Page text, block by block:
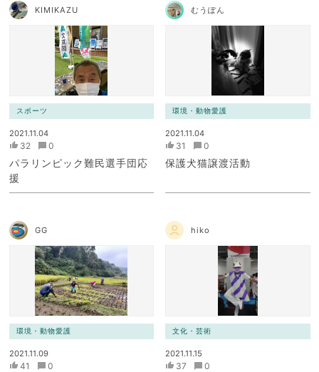
KIMIKAZU
スポーツ
2021.11.04
32 0
パラリンピック難民選手団応
援
むうぽん
環境・動物愛護
2021.11.04
31 0
保護犬猫譲渡活動
GG
環境・動物愛護
2021.11.09
41 0
hiko
文化・芸術
2021.11.15
37 0